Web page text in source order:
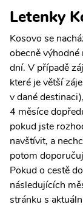
Letenky
Kosovo se
obecně
dní. V případě
které je větší
v dané
4 měsíce
pokud jste
navštívit, a
potom
Pokud o cestě
následujících
stránku s